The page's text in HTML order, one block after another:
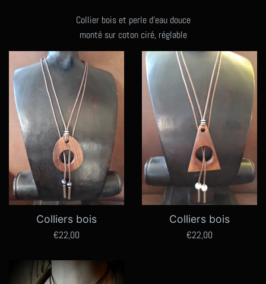
Collier bois et perle d'eau douce
monté sur coton ciré, réglable
Colliers bois
Prix
€22,00
Colliers bois
Prix
€22,00